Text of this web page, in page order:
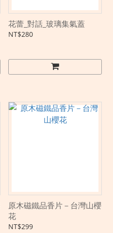
花蕾_對話_玻璃集氣蓋
NT$280
原木磁鐵品香片－台灣山櫻
花
NT$299